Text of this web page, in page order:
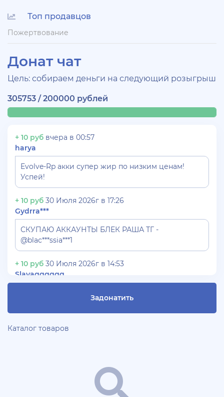
Топ продавцов
Пожертвование
Донат чат
Цель: собираем деньги на следующий розыгрыш
305753 / 200000 рублей
+ 10 руб вчера в 00:57
harya
Evolve-Rp акки супер жир по низким ценам!
Успей!
+ 10 руб 30 Июля 2026г в 17:26
Gydrra***
СКУПАЮ АККАУНТЫ БЛЕК РАША ТГ -
@blac***ssia***1
+ 10 руб 30 Июля 2026г в 14:53
Slavagggggg
+ 10 руб 28 Июля 2026г в 19:21
Blac***ssia12366
28 Июля 2026г в 19:10
Задонатить
Каталог товаров